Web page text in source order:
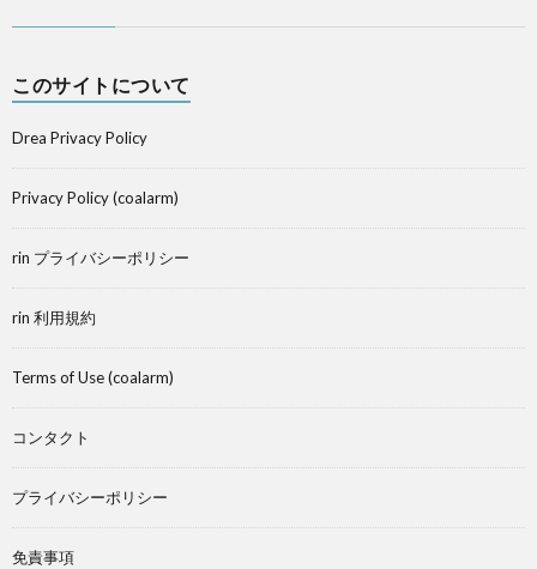
このサイトについて
Drea Privacy Policy
Privacy Policy (coalarm)
rin プライバシーポリシー
rin 利用規約
Terms of Use (coalarm)
コンタクト
プライバシーポリシー
免責事項